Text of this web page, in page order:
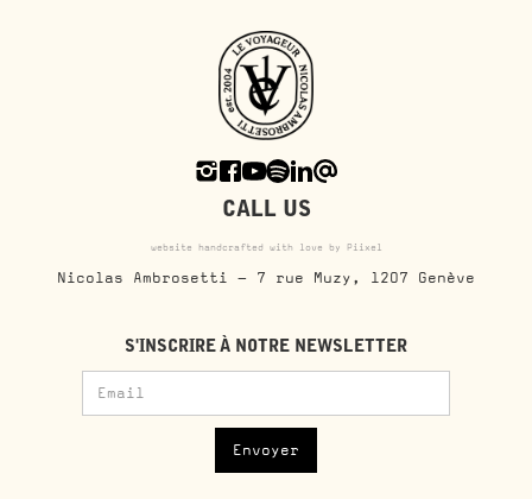
CALL US
website handcrafted with love by Piixel
Nicolas Ambrosetti - 7 rue Muzy, 1207 Genève
S'INSCRIRE À NOTRE NEWSLETTER